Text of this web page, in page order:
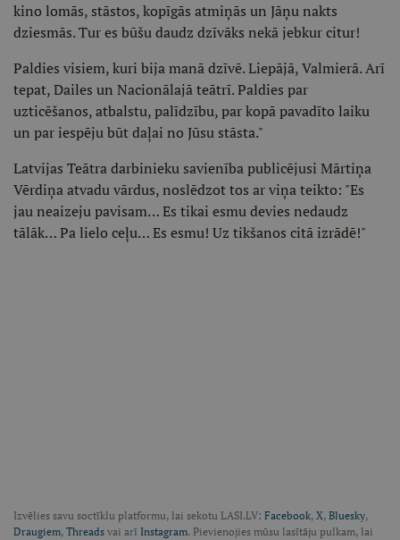
kino lomās, stāstos, kopīgās atmiņās un Jāņu nakts
dziesmās. Tur es būšu daudz dzīvāks nekā jebkur citur!
Paldies visiem, kuri bija manā dzīvē. Liepājā, Valmierā. Arī
tepat, Dailes un Nacionālajā teātrī. Paldies par
uzticēšanos, atbalstu, palīdzību, par kopā pavadīto laiku
un par iespēju būt daļai no Jūsu stāsta."
Latvijas Teātra darbinieku savienība publicējusi Mārtiņa
Vērdiņa atvadu vārdus, noslēdzot tos ar viņa teikto: "Es
jau neaizeju pavisam… Es tikai esmu devies nedaudz
tālāk… Pa lielo ceļu… Es esmu! Uz tikšanos citā izrādē!"
Izvēlies savu soctīklu platformu, lai sekotu LASI.LV: Facebook, X, Bluesky,
Draugiem, Threads vai arī Instagram. Pievienojies mūsu lasītāju pulkam, lai